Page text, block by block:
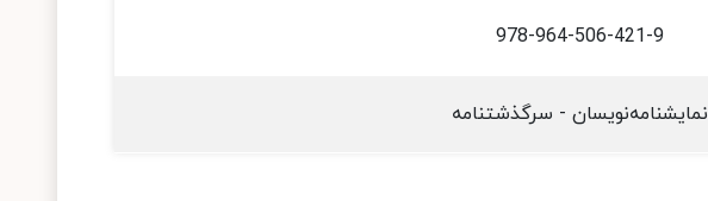
978-964-506-421-9
نمایشنامه‌نویسان - سرگذشتنامه